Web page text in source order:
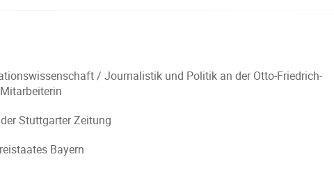
/ Journalistik und Politik an der Otto-Friedrich-
Stuttgarter Zeitung
Bayern